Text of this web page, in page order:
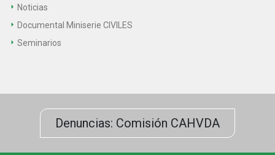
Noticias
Documental Miniserie CIVILES
Seminarios
Denuncias: Comisión CAHVDA